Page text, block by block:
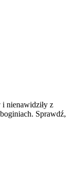
i nienawidziły z
Sprawdź,